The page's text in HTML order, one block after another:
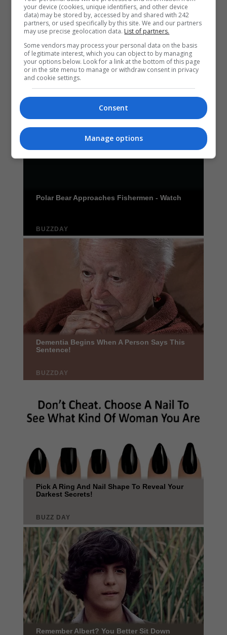
your device (cookies, unique identifiers, and other device
data) may be stored by, accessed by and shared with 242
partners, or used specifically by this site. We and our partners
may use precise geolocation data. List of partners.
Some vendors may process your personal data on the basis
of legitimate interest, which you can object to by managing
your options below. Look for a link at the bottom of this page
or in the site menu to manage or withdraw consent in privacy
and cookie settings.
Consent
Manage options